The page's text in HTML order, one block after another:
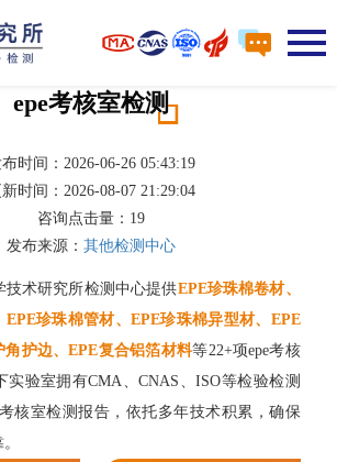
epe考核室检测
时间：2026-06-26 05:43:19
时间：2026-08-07 21:29:04
咨询点击量： 19
发布来源： 其他检测中心
技术研究所检测中心提供EPE珍珠棉卷材、
EPE珍珠棉管材、EPE珍珠棉异型材、EPE
角护边、EPE复合铝箔材料等22+项epe考核
实验室拥有CMA、CNAS、ISO等检验检测
核室检测报告，依托多年技术积累，确保